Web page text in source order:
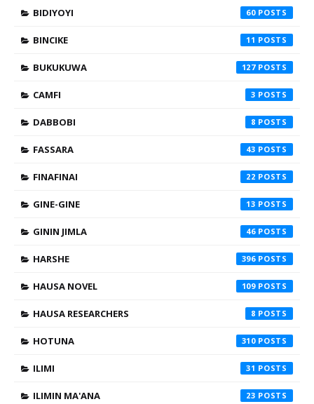
BIDIYOYI 60
BINCIKE 11
BUKUKUWA 127
CAMFI 3
DABBOBI 8
FASSARA 43
FINAFINAI 22
GINE-GINE 13
GININ JIMLA 46
HARSHE 396
HAUSA NOVEL 109
HAUSA RESEARCHERS 8
HOTUNA 310
ILIMI 31
ILIMIN MA'ANA 23